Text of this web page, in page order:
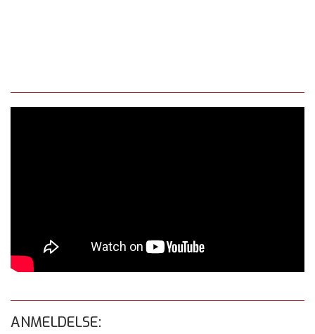
ANMELDELSE: